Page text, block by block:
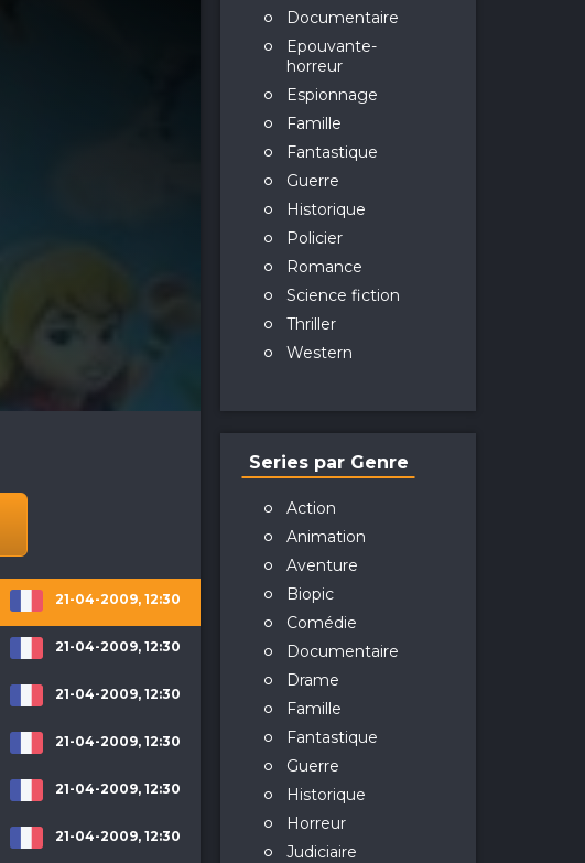
21-04-2009, 12:30
21-04-2009, 12:30
21-04-2009, 12:30
21-04-2009, 12:30
21-04-2009, 12:30
21-04-2009, 12:30
Documentaire
Epouvante-
horreur
Espionnage
Famille
Fantastique
Guerre
Historique
Policier
Romance
Science fiction
Thriller
Western
Series par Genre
Action
Animation
Aventure
Biopic
Comédie
Documentaire
Drame
Famille
Fantastique
Guerre
Historique
Horreur
Judiciaire